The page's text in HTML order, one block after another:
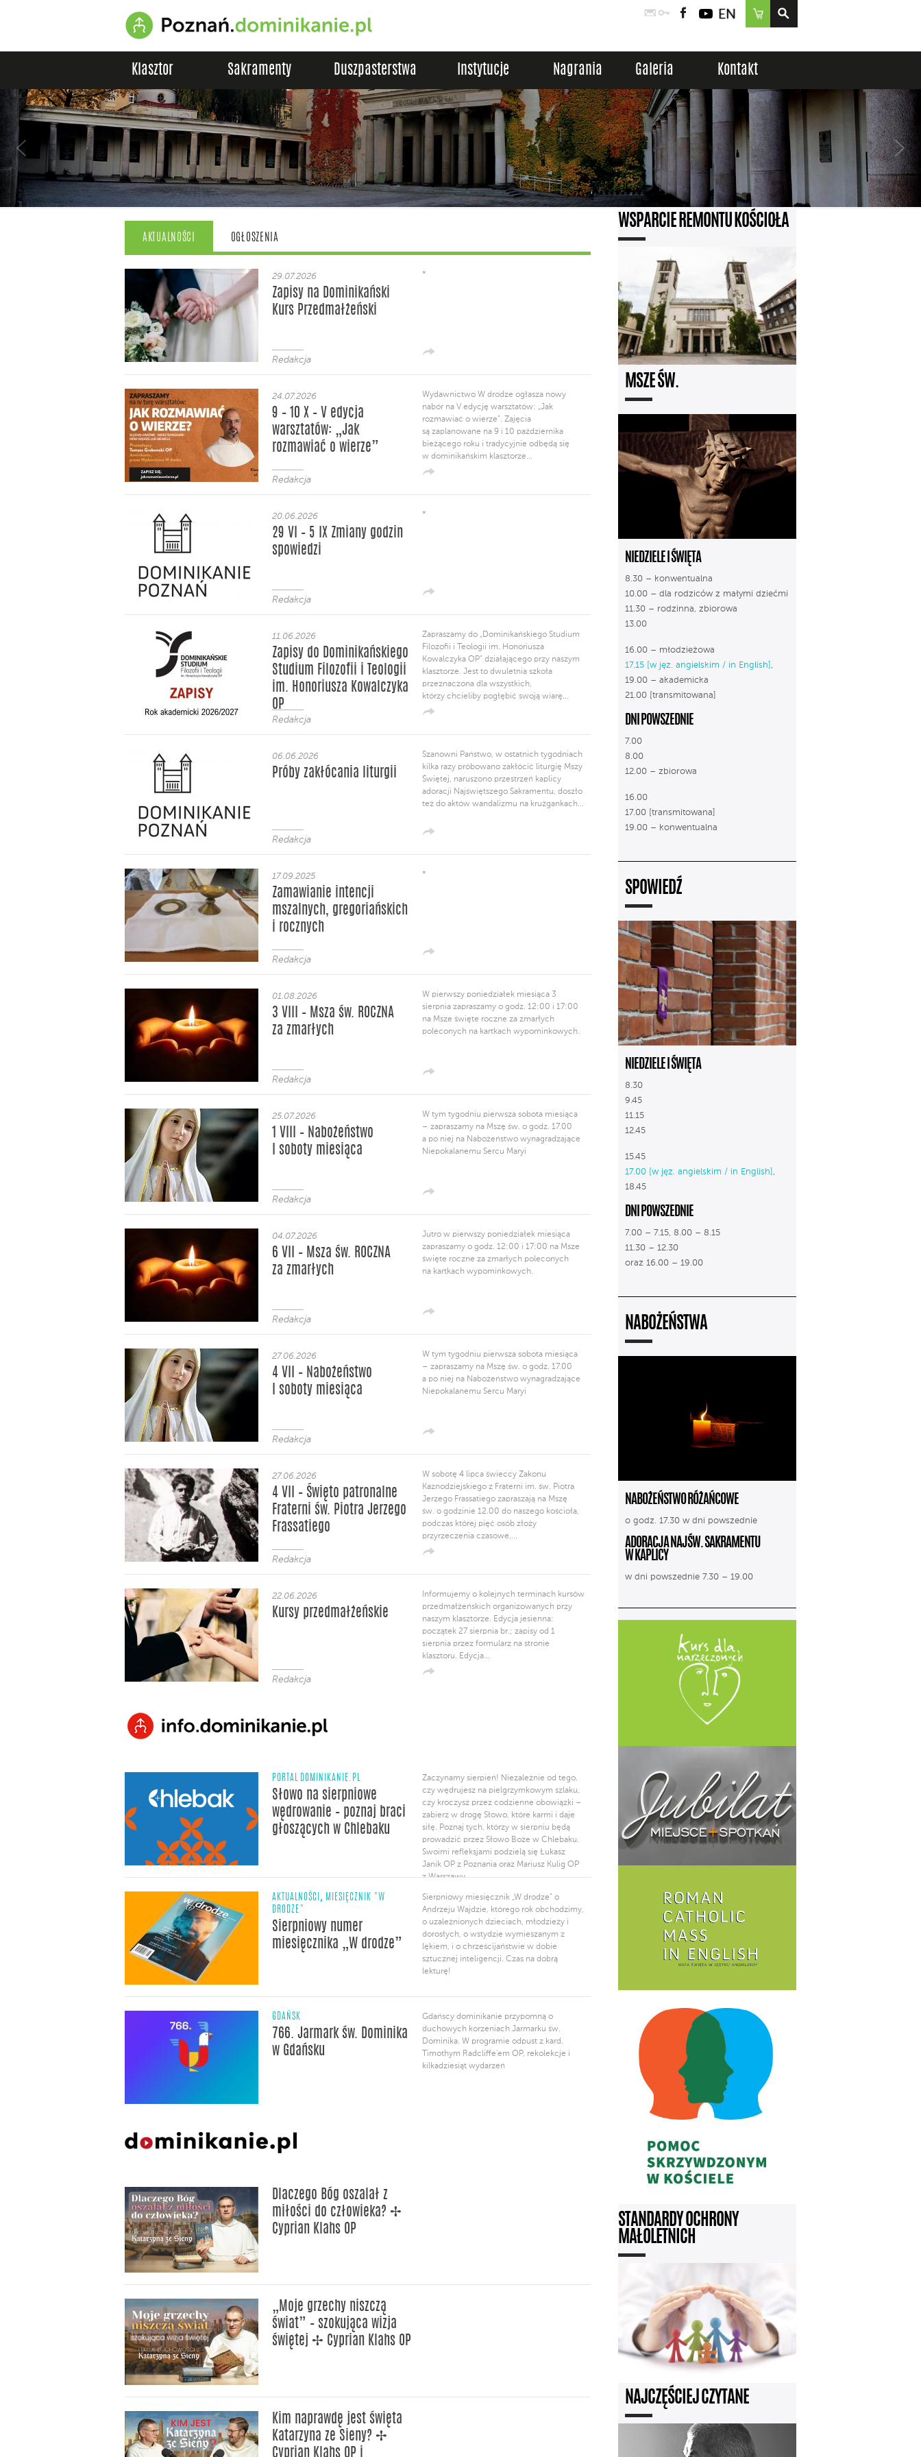
PocztaLogowanie
Facebook
YouTube
EN Sklep
Klasztor Sakramenty Duszpasterstwa Instytucje Nagrania Galeria Kontakt
AKTUALNOŚCI OGŁOSZENIA
29.07.2026
Zapisy na Dominikański
Kurs Przedmałżeński
Redakcja
*
24.07.2026
9 – 10 X – V edycja
warsztatów: „Jak
rozmawiać o wierze”
Redakcja
Wydawnictwo W drodze ogłasza nowy
nabór na V edycję warsztatów: „Jak
rozmawiać o wierze”. Zajęcia
są zaplanowane na 9 i 10 października
bieżącego roku i tradycyjnie odbędą się
w dominikańskim klasztorze...
20.06.2026
29 VI – 5 IX Zmiany godzin
spowiedzi
Redakcja
*
11.06.2026
Zapisy do Dominikańskiego
Studium Filozofii i Teologii
im. Honoriusza Kowalczyka
OP
Redakcja
Zapraszamy do „Dominikańskiego Studium
Filozofii i Teologii im. Honoriusza
Kowalczyka OP” działającego przy naszym
klasztorze. Jest to dwuletnia szkoła
przeznaczona dla wszystkich,
którzy chcieliby pogłębić swoją wiarę...
06.06.2026
Próby zakłócania liturgii
Redakcja
Szanowni Państwo, w ostatnich tygodniach
kilka razy próbowano zakłócić liturgię Mszy
Świętej, naruszono przestrzeń kaplicy
adoracji Najświętszego Sakramentu, doszło
też do aktów wandalizmu na krużgankach...
17.09.2025
Zamawianie intencji
mszalnych, gregoriańskich
i rocznych
Redakcja
*
01.08.2026
3 VIII – Msza św. ROCZNA
za zmarłych
Redakcja
W pierwszy poniedziałek miesiąca 3
sierpnia zapraszamy o godz. 12:00 i 17:00
na Msze święte roczne za zmarłych
poleconych na kartkach wypominkowych.
25.07.2026
1 VIII – Nabożeństwo
I soboty miesiąca
Redakcja
W tym tygodniu pierwsza sobota miesiąca
– zapraszamy na Mszę św. o godz. 17.00
a po niej na Nabożeństwo wynagradzające
Niepokalanemu Sercu Maryi
04.07.2026
6 VII – Msza św. ROCZNA
za zmarłych
Redakcja
Jutro w pierwszy poniedziałek miesiąca
zapraszamy o godz. 12:00 i 17:00 na Msze
święte roczne za zmarłych poleconych
na kartkach wypominkowych.
27.06.2026
4 VII – Nabożeństwo
I soboty miesiąca
Redakcja
W tym tygodniu pierwsza sobota miesiąca
– zapraszamy na Mszę św. o godz. 17.00
a po niej na Nabożeństwo wynagradzające
Niepokalanemu Sercu Maryi
27.06.2026
4 VII – Święto patronalne
Fraterni św. Piotra Jerzego
Frassatiego
Redakcja
W sobotę 4 lipca świeccy Zakonu
Kaznodziejskiego z Fraterni im. św. Piotra
Jerzego Frassatiego zapraszają na Mszę
św. o godzinie 12.00 do naszego kościoła,
podczas której pięć osób złoży
przyrzeczenia czasowe,...
22.06.2026
Kursy przedmałżeńskie
Redakcja
Informujemy o kolejnych terminach kursów
przedmałżeńskich organizowanych przy
naszym klasztorze. Edycja jesienna:
początek 27 sierpnia br.; zapisy od 1
sierpnia przez formularz na stronie
klasztoru. Edycja...
PORTAL DOMINIKANIE.PL
Słowo na sierpniowe
wędrowanie – poznaj braci
głoszących w Chlebaku
Zaczynamy sierpień! Niezależnie od tego,
czy wędrujesz na pielgrzymkowym szlaku,
czy kroczysz przez codzienne obowiązki –
zabierz w drogę Słowo, które karmi i daje
siłę. Poznaj tych, którzy w sierpniu będą
prowadzić przez Słowo Boże w Chlebaku.
Swoimi refleksjami podzielą się Łukasz
Janik OP z Poznania oraz Mariusz Kulig OP
z Warszawy.
AKTUALNOŚCI , MIESIĘCZNIK "W
DRODZE"
Sierpniowy numer
miesięcznika „W drodze”
Sierpniowy miesięcznik „W drodze” o
Andrzeju Wajdzie, którego rok obchodzimy,
o uzależnionych dzieciach, młodzieży i
dorosłych, o wstydzie wymieszanym z
lękiem, i o chrześcijaństwie w dobie
sztucznej inteligencji. Czas na dobrą
lekturę!
GDAŃSK
766. Jarmark św. Dominika
w Gdańsku
Gdańscy dominikanie przypomną o
duchowych korzeniach Jarmarku św.
Dominika. W programie odpust z kard.
Timothym Radcliffe'em OP, rekolekcje i
kilkadziesiąt wydarzeń
Dlaczego Bóg oszalał z
miłości do człowieka? ✢
Cyprian Klahs OP
„Moje grzechy niszczą
świat” – szokująca wizja
świętej ✢ Cyprian Klahs OP
Kim naprawdę jest święta
Katarzyna ze Sieny? ✢
Cyprian Klahs OP i
WSPARCIE REMONTU KOŚCIOŁA
MSZE ŚW.
NIEDZIELE I ŚWIĘTA
8.30 – konwentualna
10.00 – dla rodziców z małymi dziećmi
11.30 – rodzinna, zbiorowa
13.00
16.00 – młodzieżowa
17.15 [w jęz. angielskim / in English] ,
19.00 – akademicka
21.00 [transmitowana]
DNI POWSZEDNIE
7.00
8.00
12.00 – zbiorowa
16.00
17.00 [transmitowana]
19.00 – konwentualna
SPOWIEDŹ
NIEDZIELE I ŚWIĘTA
8.30
9.45
11.15
12.45
15.45
17.00 [w jęz. angielskim / in English] ,
18.45
DNI POWSZEDNIE
7.00 – 7.15, 8.00 – 8.15
11.30 – 12.30
oraz 16.00 – 19.00
NABOŻEŃSTWA
NABOŻEŃSTWO RÓŻAŃCOWE
o godz. 17.30 w dni powszednie
ADORACJA NAJŚW. SAKRAMENTU
W KAPLICY
w dni powszednie 7.30 – 19.00
STANDARDY OCHRONY
MAŁOLETNICH
NAJCZĘŚCIEJ CZYTANE